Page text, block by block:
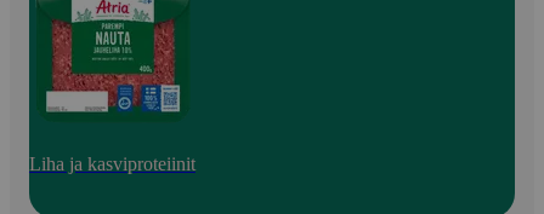
Liha ja kasviproteiinit